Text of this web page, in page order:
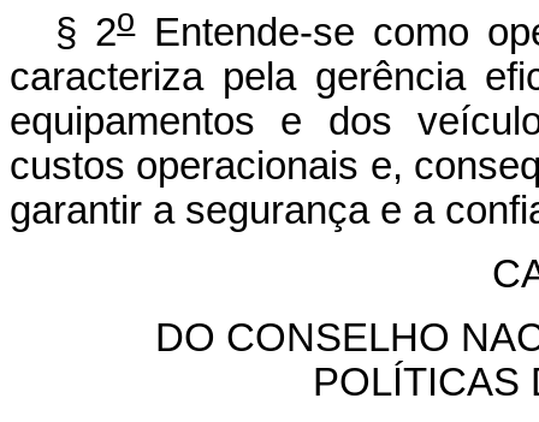
§ 2oEntende-se como
caracteriza pela gerência
equipamentos e dos
custos operacionais e,
garantir a segurança e a
DO CONSELHO
POLÍTICAS